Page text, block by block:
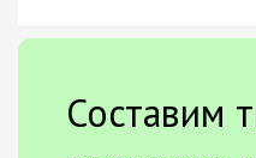
Составим